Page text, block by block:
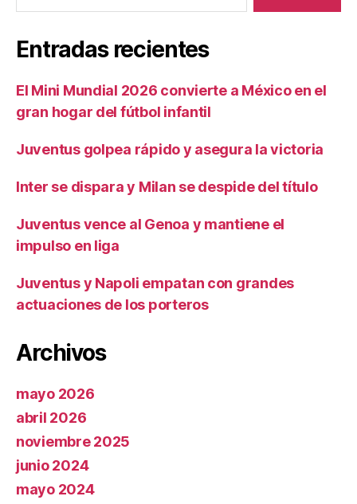
Entradas recientes
El Mini Mundial 2026 convierte a México en el
gran hogar del fútbol infantil
Juventus golpea rápido y asegura la victoria
Inter se dispara y Milan se despide del título
Juventus vence al Genoa y mantiene el
impulso en liga
Juventus y Napoli empatan con grandes
actuaciones de los porteros
Archivos
mayo 2026
abril 2026
noviembre 2025
junio 2024
mayo 2024